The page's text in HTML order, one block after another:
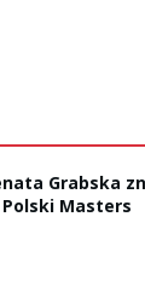
Grabska
Masters